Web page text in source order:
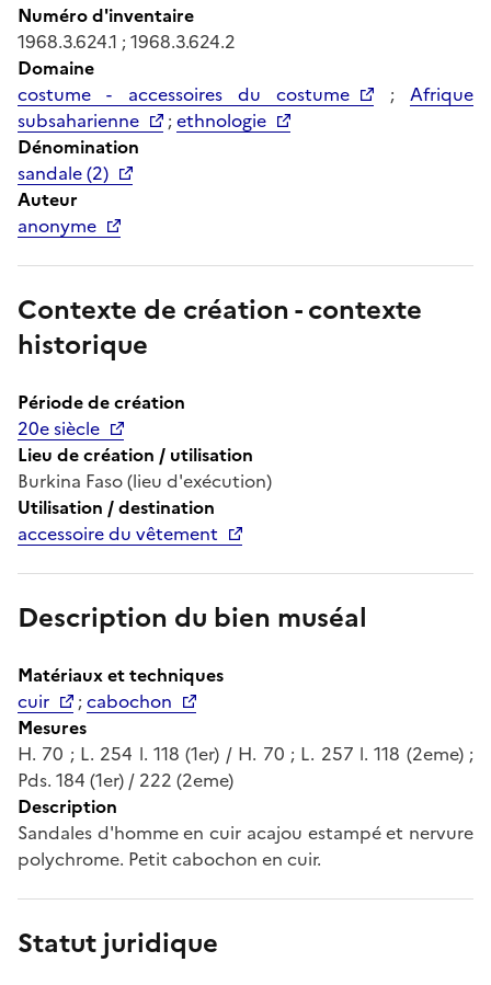
Numéro d'inventaire
1968.3.624.1 ; 1968.3.624.2
Domaine
costume - accessoires du costume
;Afrique
subsaharienne
;ethnologie
Dénomination
sandale (2)
Auteur
anonyme
Contexte de création - contexte
historique
Période de création
20e siècle
Lieu de création / utilisation
Burkina Faso (lieu d'exécution)
Utilisation / destination
accessoire du vêtement
Description du bien muséal
Matériaux et techniques
cuir
;cabochon
Mesures
H. 70 ; L. 254 l. 118 (1er) / H. 70 ; L. 257 l. 118 (2eme) ;
Pds. 184 (1er) / 222 (2eme)
Description
Sandales d'homme en cuir acajou estampé et nervure
polychrome. Petit cabochon en cuir.
Statut juridique